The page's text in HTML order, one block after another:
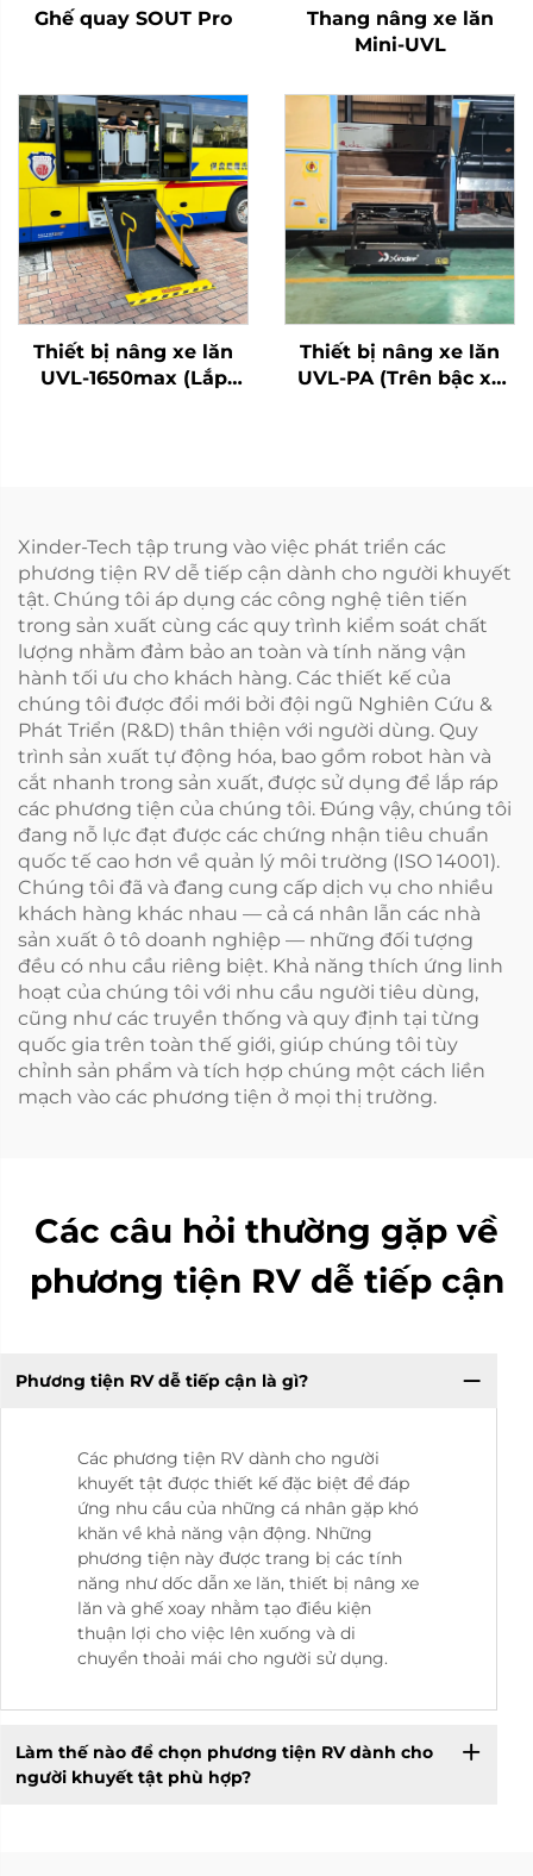
Ghế quay SOUT Pro
Thang nâng xe lăn
Mini-UVL
Thiết bị nâng xe lăn
UVL-1650max (Lắp
Thiết bị nâng xe lăn
UVL-PA (Trên bậc xe
Xinder-Tech tập trung vào việc phát triển các
phương tiện RV dễ tiếp cận dành cho người khuyết
tật. Chúng tôi áp dụng các công nghệ tiên tiến
trong sản xuất cùng các quy trình kiểm soát chất
lượng nhằm đảm bảo an toàn và tính năng vận
hành tối ưu cho khách hàng. Các thiết kế của
chúng tôi được đổi mới bởi đội ngũ Nghiên Cứu &
Phát Triển (R&D) thân thiện với người dùng. Quy
trình sản xuất tự động hóa, bao gồm robot hàn và
cắt nhanh trong sản xuất, được sử dụng để lắp ráp
các phương tiện của chúng tôi. Đúng vậy, chúng tôi
đang nỗ lực đạt được các chứng nhận tiêu chuẩn
quốc tế cao hơn về quản lý môi trường (ISO 14001).
Chúng tôi đã và đang cung cấp dịch vụ cho nhiều
khách hàng khác nhau — cả cá nhân lẫn các nhà
sản xuất ô tô doanh nghiệp — những đối tượng
đều có nhu cầu riêng biệt. Khả năng thích ứng linh
hoạt của chúng tôi với nhu cầu người tiêu dùng,
cũng như các truyền thống và quy định tại từng
quốc gia trên toàn thế giới, giúp chúng tôi tùy
chỉnh sản phẩm và tích hợp chúng một cách liền
mạch vào các phương tiện ở mọi thị trường.
Các câu hỏi thường gặp về
phương tiện RV dễ tiếp cận
Phương tiện RV dễ tiếp cận là gì?
Các phương tiện RV dành cho người
khuyết tật được thiết kế đặc biệt để đáp
ứng nhu cầu của những cá nhân gặp khó
khăn về khả năng vận động. Những
phương tiện này được trang bị các tính
năng như dốc dẫn xe lăn, thiết bị nâng xe
lăn và ghế xoay nhằm tạo điều kiện
thuận lợi cho việc lên xuống và di
chuyển thoải mái cho người sử dụng.
Làm thế nào để chọn phương tiện RV dành cho
người khuyết tật phù hợp?